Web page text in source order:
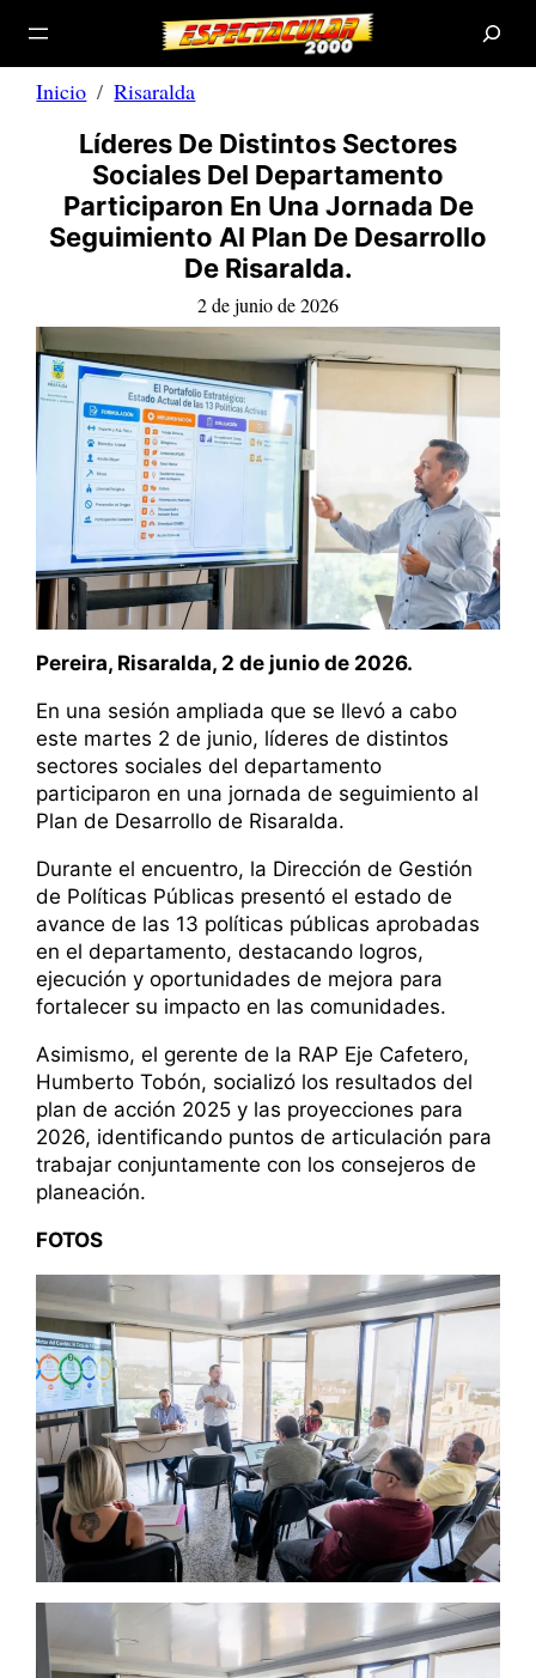
Saltar
contenido
a
Inicio Risaralda
Líderes De Distintos Sectores
Sociales Del Departamento
Participaron En Una Jornada De
Seguimiento Al Plan De Desarrollo
De Risaralda.
2 de junio de 2026
Pereira, Risaralda, 2 de junio de 2026.
En una sesión ampliada que se llevó a cabo
este martes 2 de junio, líderes de distintos
sectores sociales del departamento
participaron en una jornada de seguimiento al
Plan de Desarrollo de Risaralda.
Durante el encuentro, la Dirección de Gestión
de Políticas Públicas presentó el estado de
avance de las 13 políticas públicas aprobadas
en el departamento, destacando logros,
ejecución y oportunidades de mejora para
fortalecer su impacto en las comunidades.
Asimismo, el gerente de la RAP Eje Cafetero,
Humberto Tobón, socializó los resultados del
plan de acción 2025 y las proyecciones para
2026, identificando puntos de articulación para
trabajar conjuntamente con los consejeros de
planeación.
FOTOS